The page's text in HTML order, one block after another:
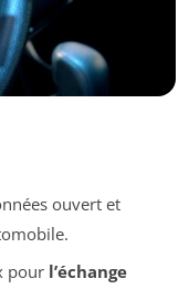
ouvert et
pour l’échange